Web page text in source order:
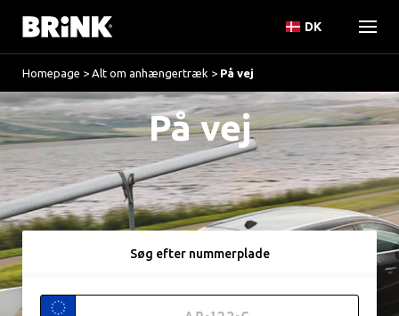
DK
Homepage > Alt om anhængertræk > På vej
På vej
Søg efter nummerplade